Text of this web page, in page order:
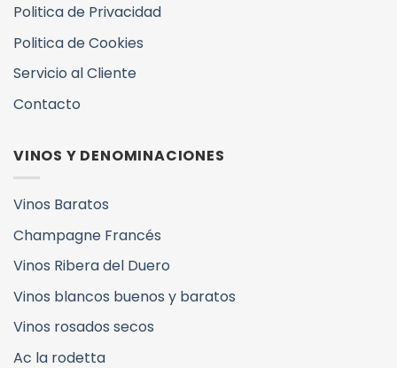
Politica de Privacidad
Politica de Cookies
Servicio al Cliente
Contacto
VINOS Y DENOMINACIONES
Vinos Baratos
Champagne Francés
Vinos Ribera del Duero
Vinos blancos buenos y baratos
Vinos rosados secos
Ac la rodetta